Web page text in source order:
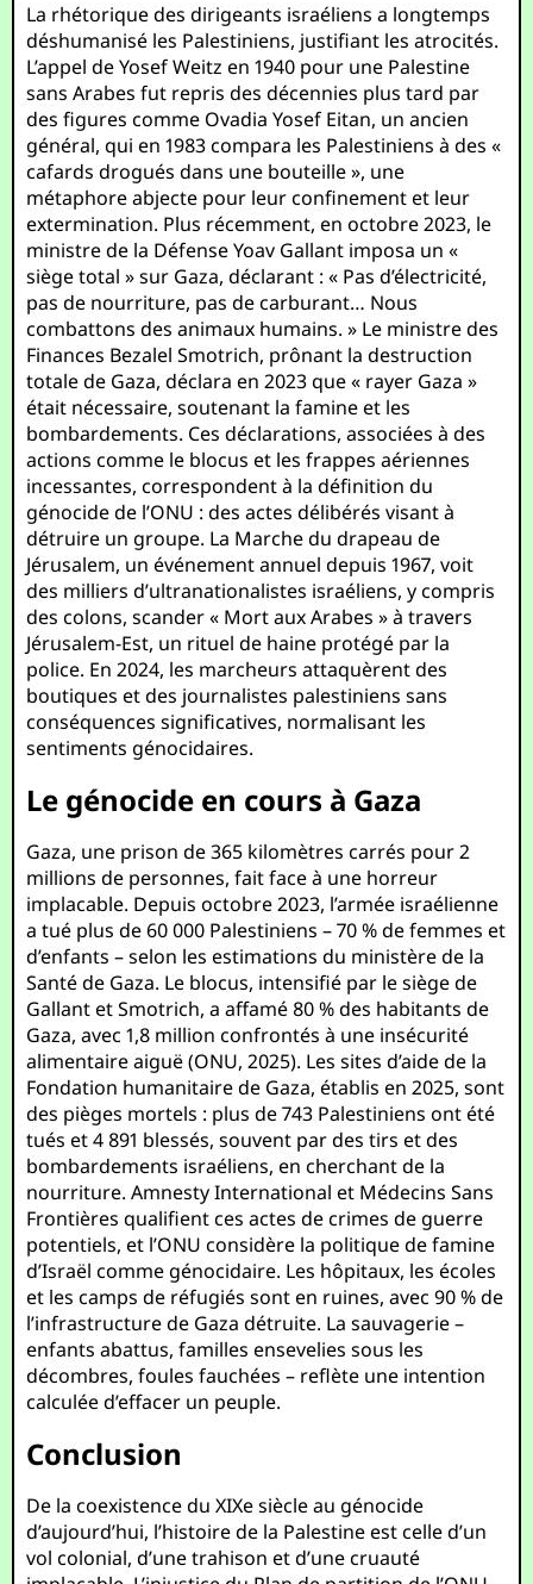
La rhétorique des dirigeants israéliens a longtemps
déshumanisé les Palestiniens, justifiant les atrocités.
L’appel de Yosef Weitz en 1940 pour une Palestine
sans Arabes fut repris des décennies plus tard par
des figures comme Ovadia Yosef Eitan, un ancien
général, qui en 1983 compara les Palestiniens à des «
cafards drogués dans une bouteille », une
métaphore abjecte pour leur confinement et leur
extermination. Plus récemment, en octobre 2023, le
ministre de la Défense Yoav Gallant imposa un «
siège total » sur Gaza, déclarant : « Pas d’électricité,
pas de nourriture, pas de carburant… Nous
combattons des animaux humains. » Le ministre des
Finances Bezalel Smotrich, prônant la destruction
totale de Gaza, déclara en 2023 que « rayer Gaza »
était nécessaire, soutenant la famine et les
bombardements. Ces déclarations, associées à des
actions comme le blocus et les frappes aériennes
incessantes, correspondent à la définition du
génocide de l’ONU : des actes délibérés visant à
détruire un groupe. La Marche du drapeau de
Jérusalem, un événement annuel depuis 1967, voit
des milliers d’ultranationalistes israéliens, y compris
des colons, scander « Mort aux Arabes » à travers
Jérusalem-Est, un rituel de haine protégé par la
police. En 2024, les marcheurs attaquèrent des
boutiques et des journalistes palestiniens sans
conséquences significatives, normalisant les
sentiments génocidaires.
Le génocide en cours à Gaza
Gaza, une prison de 365 kilomètres carrés pour 2
millions de personnes, fait face à une horreur
implacable. Depuis octobre 2023, l’armée israélienne
a tué plus de 60 000 Palestiniens – 70 % de femmes et
d’enfants – selon les estimations du ministère de la
Santé de Gaza. Le blocus, intensifié par le siège de
Gallant et Smotrich, a affamé 80 % des habitants de
Gaza, avec 1,8 million confrontés à une insécurité
alimentaire aiguë (ONU, 2025). Les sites d’aide de la
Fondation humanitaire de Gaza, établis en 2025, sont
des pièges mortels : plus de 743 Palestiniens ont été
tués et 4 891 blessés, souvent par des tirs et des
bombardements israéliens, en cherchant de la
nourriture. Amnesty International et Médecins Sans
Frontières qualifient ces actes de crimes de guerre
potentiels, et l’ONU considère la politique de famine
d’Israël comme génocidaire. Les hôpitaux, les écoles
et les camps de réfugiés sont en ruines, avec 90 % de
l’infrastructure de Gaza détruite. La sauvagerie –
enfants abattus, familles ensevelies sous les
décombres, foules fauchées – reflète une intention
calculée d’effacer un peuple.
Conclusion
De la coexistence du XIXe siècle au génocide
d’aujourd’hui, l’histoire de la Palestine est celle d’un
vol colonial, d’une trahison et d’une cruauté